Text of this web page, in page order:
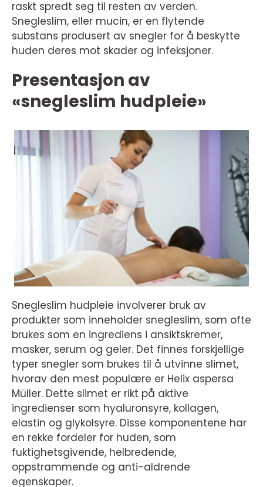
raskt spredt seg til resten av verden.
Snegleslim, eller mucin, er en flytende
substans produsert av snegler for å beskytte
huden deres mot skader og infeksjoner.
Presentasjon av
«snegleslim hudpleie»
Snegleslim hudpleie involverer bruk av
produkter som inneholder snegleslim, som ofte
brukes som en ingrediens i ansiktskremer,
masker, serum og geler. Det finnes forskjellige
typer snegler som brukes til å utvinne slimet,
hvorav den mest populære er Helix aspersa
Müller. Dette slimet er rikt på aktive
ingredienser som hyaluronsyre, kollagen,
elastin og glykolsyre. Disse komponentene har
en rekke fordeler for huden, som
fuktighetsgivende, helbredende,
oppstrammende og anti-aldrende
egenskaper.